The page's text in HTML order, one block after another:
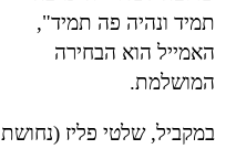
תמיד ונהיה פה תמיד",
האמייל הוא הבחירה
המושלמת.
במקביל, שלטי פליז (נחושת